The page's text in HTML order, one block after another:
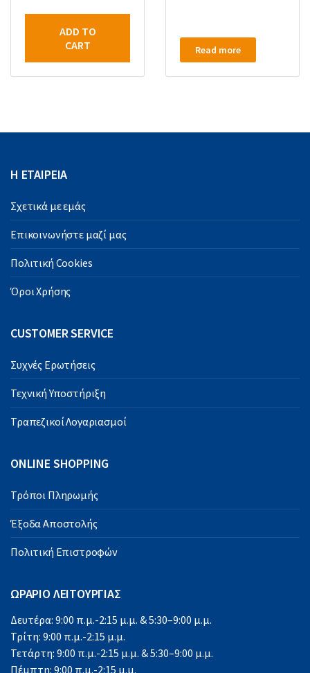
ADD TO
CART
Read more
Η ΕΤΑΙΡΕΙΑ
Σχετικά με εμάς
Επικοινωνήστε μαζί μας
Πολιτική Cookies
Όροι Χρήσης
CUSTOMER SERVICE
Συχνές Ερωτήσεις
Τεχνική Υποστήριξη
Τραπεζικοί Λογαριασμοί
ONLINE SHOPPING
Τρόποι Πληρωμής
Έξοδα Αποστολής
Πολιτική Επιστροφών
ΩΡΑΡΙΟ ΛΕΙΤΟΥΡΓΙΑΣ
Δευτέρα: 9:00 π.μ.-2:15 μ.μ. & 5:30–9:00 μ.μ.
Τρίτη: 9:00 π.μ.-2:15 μ.μ.
Τετάρτη: 9:00 π.μ.-2:15 μ.μ. & 5:30–9:00 μ.μ.
Πέμπτη: 9:00 π.μ.-2:15 μ.μ.